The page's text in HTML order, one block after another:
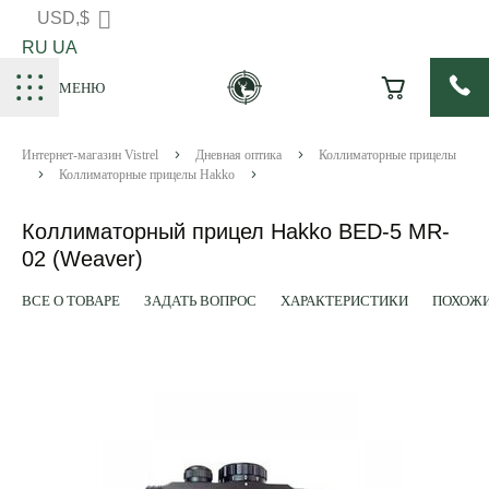
USD,$
RU UA
МЕНЮ
Интернет-магазин Vistrel Дневная оптика
Коллиматорные прицелы
Коллиматорные прицелы Hakko
Коллиматорный прицел Hakko BED-5 MR-
02 (Weaver)
ВСЕ О ТОВАРЕ ЗАДАТЬ ВОПРОС ХАРАКТЕРИСТИКИ